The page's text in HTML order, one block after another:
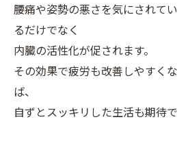
腰痛や姿勢の悪さを気にされて
るだけでなく
内臓の活性化が促されます。
その効果で疲労も改善しやすく
ば、
自ずとスッキリした生活も期待